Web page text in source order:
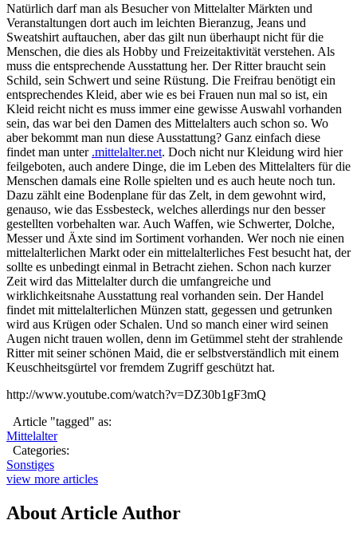
Natürlich darf man als Besucher von Mittelalter Märkten und
Veranstaltungen dort auch im leichten Bieranzug, Jeans und
Sweatshirt auftauchen, aber das gilt nun überhaupt nicht für die
Menschen, die dies als Hobby und Freizeitaktivität verstehen. Als
muss die entsprechende Ausstattung her. Der Ritter braucht sein
Schild, sein Schwert und seine Rüstung. Die Freifrau benötigt ein
entsprechendes Kleid, aber wie es bei Frauen nun mal so ist, ein
Kleid reicht nicht es muss immer eine gewisse Auswahl vorhanden
sein, das war bei den Damen des Mittelalters auch schon so. Wo
aber bekommt man nun diese Ausstattung? Ganz einfach diese
findet man unter .mittelalter.net. Doch nicht nur Kleidung wird hier
feilgeboten, auch andere Dinge, die im Leben des Mittelalters für die
Menschen damals eine Rolle spielten und es auch heute noch tun.
Dazu zählt eine Bodenplane für das Zelt, in dem gewohnt wird,
genauso, wie das Essbesteck, welches allerdings nur den besser
gestellten vorbehalten war. Auch Waffen, wie Schwerter, Dolche,
Messer und Äxte sind im Sortiment vorhanden. Wer noch nie einen
mittelalterlichen Markt oder ein mittelalterliches Fest besucht hat, der
sollte es unbedingt einmal in Betracht ziehen. Schon nach kurzer
Zeit wird das Mittelalter durch die umfangreiche und
wirklichkeitsnahe Ausstattung real vorhanden sein. Der Handel
findet mit mittelalterlichen Münzen statt, gegessen und getrunken
wird aus Krügen oder Schalen. Und so manch einer wird seinen
Augen nicht trauen wollen, denn im Getümmel steht der strahlende
Ritter mit seiner schönen Maid, die er selbstverständlich mit einem
Keuschheitsgürtel vor fremdem Zugriff geschützt hat.
http://www.youtube.com/watch?v=DZ30b1gF3mQ
Article "tagged" as:
Mittelalter
Categories:
Sonstiges
view more articles
About Article Author